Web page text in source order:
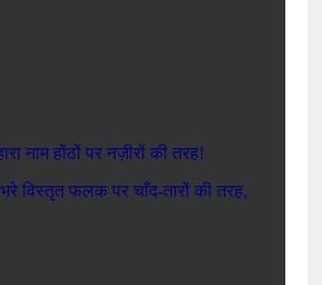
नाम होंठों पर नज़ीरों की तरह!
भरे विस्तृत फलक पर चाँद-तारों की तरह,